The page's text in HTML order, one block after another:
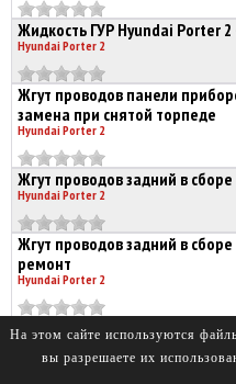
Жидкость ГУР Hyundai Porter 2
Hyundai Porter 2
Жгут проводов панели
замена при снятой торпеде
Hyundai Porter 2
Жгут проводов задний в
Hyundai Porter 2
Жгут проводов задний в
ремонт
Hyundai Porter 2
Диффузор радиатора
Hyundai Porter 2
На этом сайте используются
вы разрешаете их